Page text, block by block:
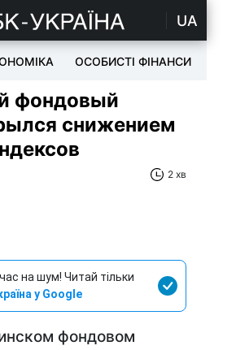
UA
ОСОБИСТІ ФІНАНСИ
фондовый
снижением
2 хв
на шум! Читай тільки
у Google
фондовом